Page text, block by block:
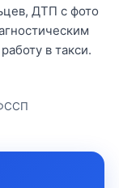
ДТП с фото
в такси.